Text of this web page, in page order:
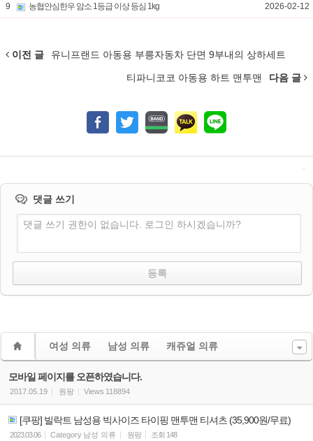
9 농협안심한우 암소 1등급 이상 등심 1kg 2026-02-12
이전 글 유니프랜드 아동용 부릉자동차 단면 9부내의 상하세트
티파니코코 아동용 하트 맨투맨 다음 글
댓글 쓰기
댓글 쓰기 권한이 없습니다. 로그인 하시겠습니까?
여성 의류 남성 의류 캐쥬얼 의류
모바일 페이지를 오픈하였습니다.
2017.05.19 원팡 Views 118894
[쿠팡] 빌락트 남성용 빅사이즈 타이핑 맨투맨 티셔츠 (35,900원/무료)
2023.03.06 Category 남성 의류 원팡 조회 148